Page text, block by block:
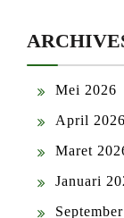
Mei 2026
April 2026
Maret
Januari